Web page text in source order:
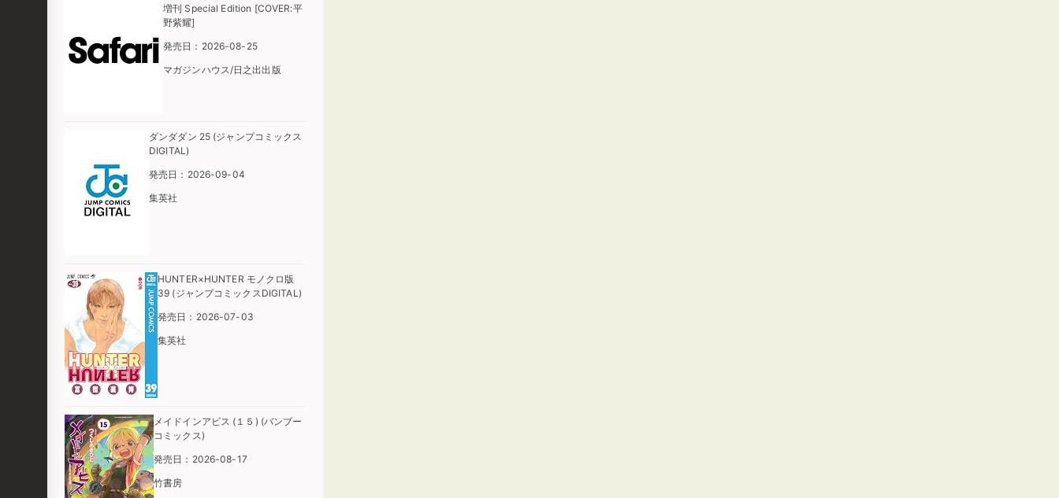
増刊 Special Edition [COVER:平
野紫耀]
発売日：2026-08-25
マガジンハウス/日之出出版
ダンダダン 25 (ジャンプコミックス
DIGITAL)
発売日：2026-09-04
集英社
HUNTER×HUNTER モノクロ版
39 (ジャンプコミックスDIGITAL)
発売日：2026-07-03
集英社
メイドインアビス (１５) (バンブー
コミックス)
発売日：2026-08-17
竹書房